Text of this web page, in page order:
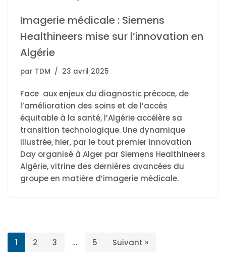
Imagerie médicale : Siemens
Healthineers mise sur l’innovation en
Algérie
par TDM 23 avril 2025
Face aux enjeux du diagnostic précoce, de
l’amélioration des soins et de l’accès
équitable à la santé, l’Algérie accélère sa
transition technologique. Une dynamique
illustrée, hier, par le tout premier Innovation
Day organisé à Alger par Siemens Healthineers
Algérie, vitrine des dernières avancées du
groupe en matière d’imagerie médicale.
1 2 3 … 5 Suivant »